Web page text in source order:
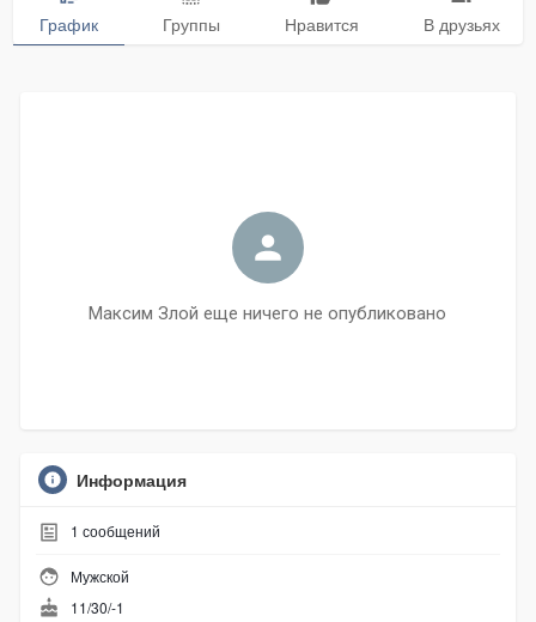
График Группы Нравится В друзьях
Максим Злой еще ничего не опубликовано
Информация
1 сообщений
Мужской
11/30/-1